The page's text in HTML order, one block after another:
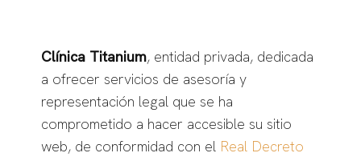
Clínica Titanium, entidad privada, dedicada
a ofrecer servicios de asesoría y
representación legal que se ha
comprometido a hacer accesible su sitio
web, de conformidad con el Real Decreto